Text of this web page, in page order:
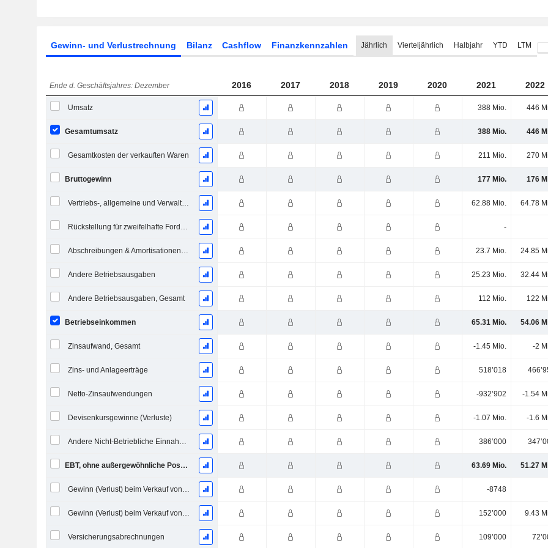
Gewinn- und Verlustrechnung Bilanz Cashflow Finanzkennzahlen Jährlich Vierteljährlich Halbjahr YTD LTM
Ende d. Geschäftsjahres: Dezember 2016 2017 2018 2019 2020 2021 2022
Umsatz 388 Mio. 446
Gesamtumsatz 388 Mio. 446
Gesamtkosten der verkauften Waren 211 Mio. 270
Bruttogewinn 177 Mio. 176
Vertriebs-, allgemeine und Verwaltungskosten, Gesamt 62.88 Mio. 64.78
Rückstellung für zweifelhafte Forderungen -
Abschreibungen & Amortisationen - (GuV) 23.7 Mio. 24.85
Andere Betriebsausgaben 25.23 Mio. 32.44
Andere Betriebsausgaben, Gesamt 112 Mio. 122
Betriebseinkommen 65.31 Mio. 54.06
Zinsaufwand, Gesamt -1.45 Mio. -2
Zins- und Anlageerträge 518’018
Netto-Zinsaufwendungen -932’902 -1.54
Devisenkursgewinne (Verluste) -1.07 Mio. -1.6
Andere Nicht-Betriebliche Einnahmen (Ausgaben) 386’000
EBT, ohne außergewöhnliche Posten 63.69 Mio. 51.27
Gewinn (Verlust) beim Verkauf von Investitionen -8748
Gewinn (Verlust) beim Verkauf von Vermögenswerten 152’000 9.43
Versicherungsabrechnungen 109’000